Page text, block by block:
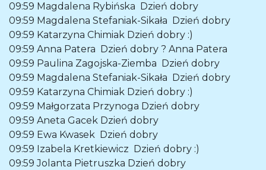
09:59 Magdalena Rybińska Dzień dobry
09:59 Magdalena Stefaniak-Sikała Dzień dobry
09:59 Katarzyna Chimiak Dzień dobry :)
09:59 Anna Patera Dzień dobry ? Anna Patera
09:59 Paulina Zagojska-Ziemba Dzień dobry
09:59 Magdalena Stefaniak-Sikała Dzień dobry
09:59 Katarzyna Chimiak Dzień dobry :)
09:59 Małgorzata Przynoga Dzień dobry
09:59 Aneta Gacek Dzień dobry
09:59 Ewa Kwasek Dzień dobry
09:59 Izabela Kretkiewicz Dzień dobry :)
09:59 Jolanta Pietruszka Dzień dobry